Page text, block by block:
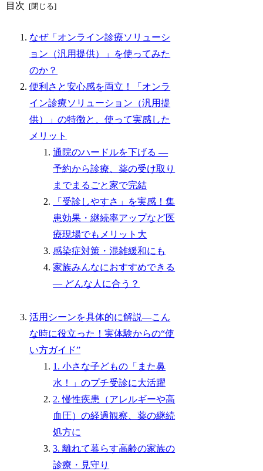
目次
なぜ「オンライン診療ソリューシ
ョン（汎用提供）」を使ってみた
のか？
便利さと安心感を両立！「オンラ
イン診療ソリューション（汎用提
供）」の特徴と、使って実感した
メリット
通院のハードルを下げる ―
予約から診療、薬の受け取り
までまるごと家で完結
「受診しやすさ」を実感！集
患効果・継続率アップなど医
療現場でもメリット大
感染症対策・混雑緩和にも
家族みんなにおすすめできる
― どんな人に合う？
活用シーンを具体的に解説―こん
な時に役立った！実体験からの“使
い方ガイド”
1. 小さな子どもの「また鼻
水！」のプチ受診に大活躍
2. 慢性疾患（アレルギーや高
血圧）の経過観察、薬の継続
処方に
3. 離れて暮らす高齢の家族の
診療・見守り